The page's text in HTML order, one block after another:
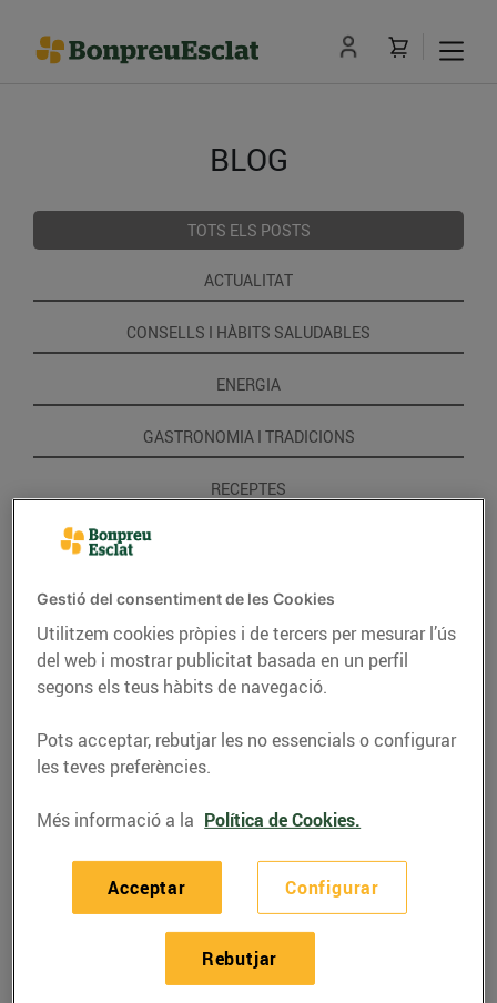
BLOG
TOTS ELS POSTS
ACTUALITAT
CONSELLS I HÀBITS SALUDABLES
ENERGIA
GASTRONOMIA I TRADICIONS
RECEPTES
RECEPTES
Pastís de xocolata amb
crema de taronja
16/de novembre/2018
Gestió del consentiment de les Cookies
Utilitzem cookies pròpies i de tercers per mesurar l’ús
del web i mostrar publicitat basada en un perfil
segons els teus hàbits de navegació.
Pots acceptar, rebutjar les no essencials o configurar
les teves preferències.
Més informació a la Política de Cookies.
Configurar
Rebutjar
Acceptar